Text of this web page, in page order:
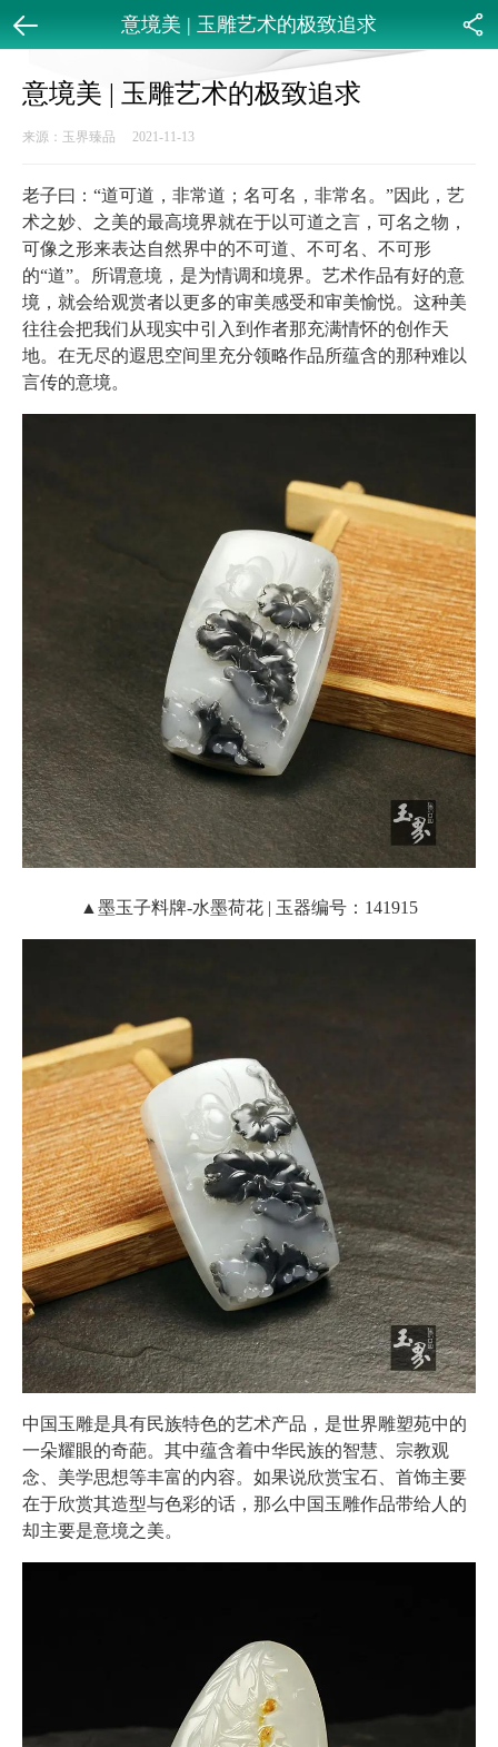
意境美 | 玉雕艺术的极致追求
意境美 | 玉雕艺术的极致追求
来源：玉界臻品 2021-11-13
老子曰：“道可道，非常道；名可名，非常名。”因此，艺
术之妙、之美的最高境界就在于以可道之言，可名之物，
可像之形来表达自然界中的不可道、不可名、不可形
的“道”。所谓意境，是为情调和境界。艺术作品有好的意
境，就会给观赏者以更多的审美感受和审美愉悦。这种美
往往会把我们从现实中引入到作者那充满情怀的创作天
地。在无尽的遐思空间里充分领略作品所蕴含的那种难以
言传的意境。
▲墨玉子料牌-水墨荷花 | 玉器编号：141915
中国玉雕是具有民族特色的艺术产品，是世界雕塑苑中的
一朵耀眼的奇葩。其中蕴含着中华民族的智慧、宗教观
念、美学思想等丰富的内容。如果说欣赏宝石、首饰主要
在于欣赏其造型与色彩的话，那么中国玉雕作品带给人的
却主要是意境之美。